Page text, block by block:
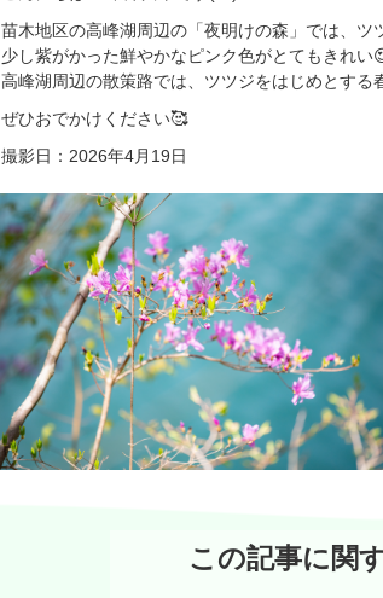
苗木地区の高峰湖周辺の「夜明けの森」では、ツ
少し紫がかった鮮やかなピンク色がとてもきれい
高峰湖周辺の散策路では、ツツジをはじめとする
ぜひおでかけください🥰
撮影日：2026年4月19日
この記事に関